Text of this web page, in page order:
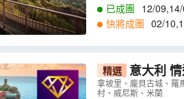
已成團 12/09,
快將成團 02/10,
精選 意大利
拿坡里、龐貝古城、羅
村、威尼斯、米蘭